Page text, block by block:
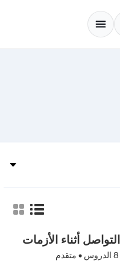
أثناء الأزمات
8 الدروس • متقدم